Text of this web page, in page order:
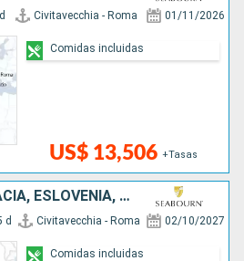
Civitavecchia - Roma 01/11/2026
US$ 13,506 +Tasas
Comidas incluidas
ITALIA, MALTA, CROACIA, ESLOVENIA, MONTENEGRO, GRECIA
d Civitavecchia - Roma 02/10/2027
Comidas incluidas